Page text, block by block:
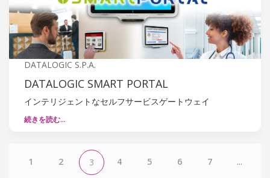
DATALOGIC S.P.A.
DATALOGIC SMART PORTAL
インテリジェントなセルフサービスゲートウェイ
続きを読む…
1 2 3 4 5 6 7 ...